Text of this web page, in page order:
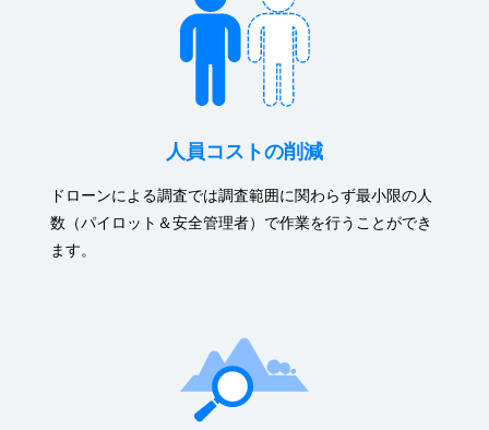
人員コストの削減
ドローンによる調査では調査範囲に関わらず最小限の人
数（パイロット＆安全管理者）で作業を行うことができ
ます。